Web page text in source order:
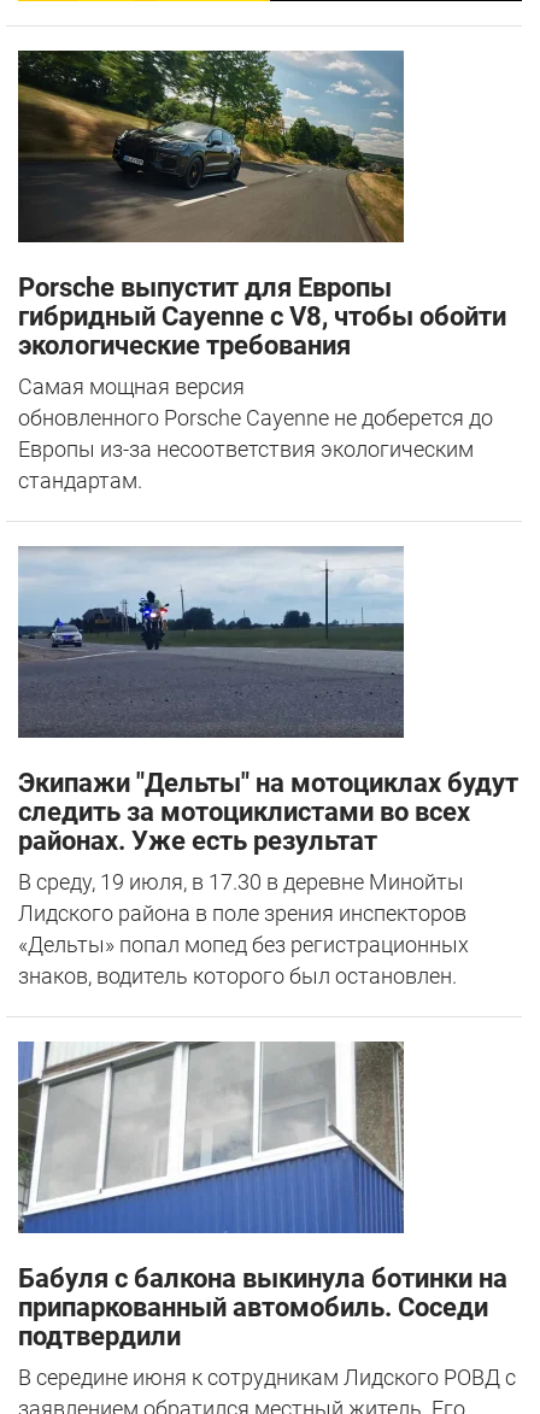
Porsche выпустит для Европы
гибридный Cayenne с V8, чтобы обойти
экологические требования
Самая мощная версия
обновленного Porsche Cayenne не доберется до
Европы из-за несоответствия экологическим
стандартам.
Экипажи "Дельты" на мотоциклах будут
следить за мотоциклистами во всех
районах. Уже есть результат
В среду, 19 июля, в 17.30 в деревне Минойты
Лидского района в поле зрения инспекторов
«Дельты» попал мопед без регистрационных
знаков, водитель которого был остановлен.
Бабуля с балкона выкинула ботинки на
припаркованный автомобиль. Соседи
подтвердили
В середине июня к сотрудникам Лидского РОВД с
заявлением обратился местный житель. Его